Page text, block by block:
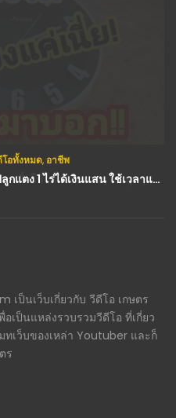
อทั้งหมด, อาชีพ
(คลิป) ทำเกษตรอายุสั้นได้เงินเร็วปลูกแตง 1 ไร่ได้เงินแสน ใช้เวลาแค่สองเดือนเท่านั้น : วีดีโอ เกษตร
เป็นเว็บเกี่ยวกับ วีดีโอ เกษตร
เป็นแหล่งรวบรวมวีดีโอ ที่เกี่ยว
ทเว็บของเหล่า Youtuber และก็
ร